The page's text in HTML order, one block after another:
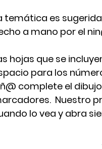
temática es
a mano por el
hojas que se
para los
complete el
Nuestro
lo vea y abra